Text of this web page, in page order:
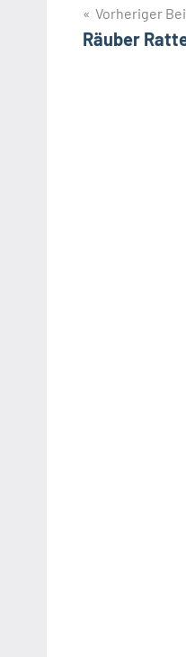
Vorheriger
Räuber